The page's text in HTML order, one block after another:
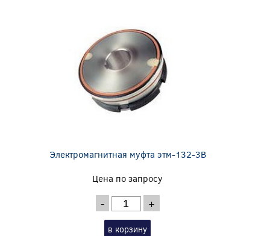
Электромагнитная муфта этм-132-3В
Цена по запросу
- +
в корзину